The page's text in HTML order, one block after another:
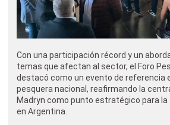
Con una participación récord y un
temas que afectan al sector, el Foro
destacó como un evento de referencia
pesquera nacional, reafirmando la
Madryn como punto estratégico para
en Argentina.